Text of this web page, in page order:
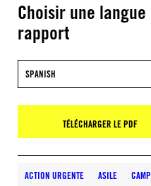
Choisir une
rapport
SPANISH
TÉLÉCHARGER LE PDF
ACTION URGENTE ASILE